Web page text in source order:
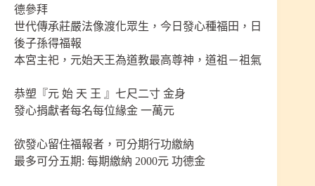
德參拜
世代傳承莊嚴法像渡化眾生，今日發心種福田，日
後子孫得福報
本宮主祀，元始天王為道教最高尊神，道祖－祖氣
恭塑『元 始 天 王 』七尺二寸 金身
發心捐獻者每名每位緣金 一萬元
欲發心留住福報者，可分期行功繳納
最多可分五期: 每期繳納 2000元 功德金